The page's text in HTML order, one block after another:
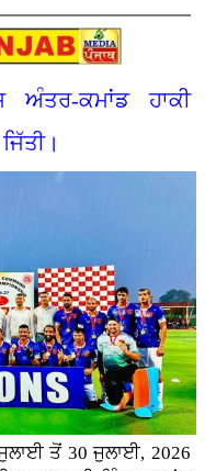
ਕਮਾਂਡ ਹਾਕੀ
ਤੋਂ 30 ਜੁਲਾਈ, 2026